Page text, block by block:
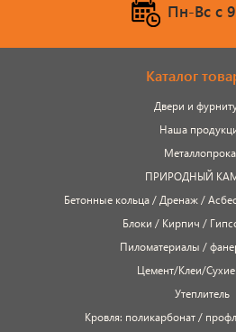
Пн-Вс c
Каталог
Двери и
Наша
ПРИРОДНЫЙ
Бетонные кольца / Дренаж /
Блоки / Кирпич /
Пиломатериалы /
Цемент/Клеи/
Утеплитель
Кровля: поликарбонат /